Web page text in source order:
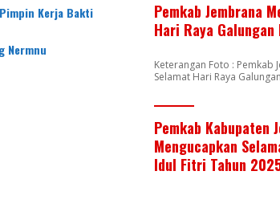
Kerja Bakti
Nermnu
Pemkab Jembrana
Hari Raya Galungan
Keterangan Foto : Pemkab
Selamat Hari Raya
Pemkab Kabupaten
Mengucapkan
Idul Fitri Tahun